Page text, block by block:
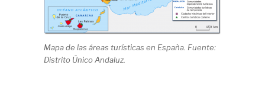
Mapa de las áreas turísticas en España. Fuente:
Distrito Único Andaluz.